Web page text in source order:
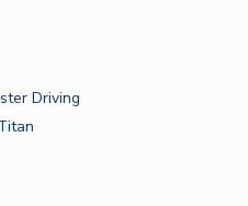
Driving